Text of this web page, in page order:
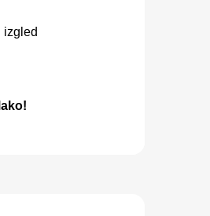
izgled